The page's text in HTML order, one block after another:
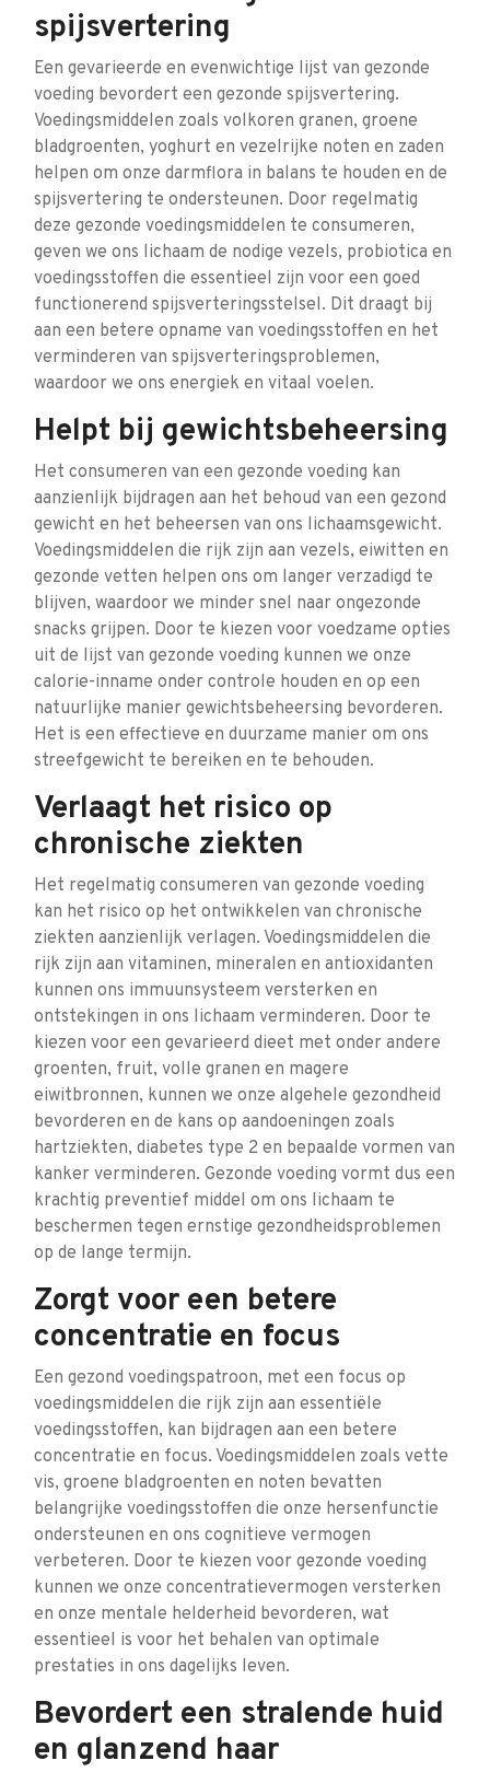
spijsvertering
Een gevarieerde en evenwichtige lijst van gezonde
voeding bevordert een gezonde spijsvertering.
Voedingsmiddelen zoals volkoren granen, groene
bladgroenten, yoghurt en vezelrijke noten en zaden
helpen om onze darmflora in balans te houden en de
spijsvertering te ondersteunen. Door regelmatig
deze gezonde voedingsmiddelen te consumeren,
geven we ons lichaam de nodige vezels, probiotica en
voedingsstoffen die essentieel zijn voor een goed
functionerend spijsverteringsstelsel. Dit draagt bij
aan een betere opname van voedingsstoffen en het
verminderen van spijsverteringsproblemen,
waardoor we ons energiek en vitaal voelen.
Helpt bij gewichtsbeheersing
Het consumeren van een gezonde voeding kan
aanzienlijk bijdragen aan het behoud van een gezond
gewicht en het beheersen van ons lichaamsgewicht.
Voedingsmiddelen die rijk zijn aan vezels, eiwitten en
gezonde vetten helpen ons om langer verzadigd te
blijven, waardoor we minder snel naar ongezonde
snacks grijpen. Door te kiezen voor voedzame opties
uit de lijst van gezonde voeding kunnen we onze
calorie-inname onder controle houden en op een
natuurlijke manier gewichtsbeheersing bevorderen.
Het is een effectieve en duurzame manier om ons
streefgewicht te bereiken en te behouden.
Verlaagt het risico op
chronische ziekten
Het regelmatig consumeren van gezonde voeding
kan het risico op het ontwikkelen van chronische
ziekten aanzienlijk verlagen. Voedingsmiddelen die
rijk zijn aan vitaminen, mineralen en antioxidanten
kunnen ons immuunsysteem versterken en
ontstekingen in ons lichaam verminderen. Door te
kiezen voor een gevarieerd dieet met onder andere
groenten, fruit, volle granen en magere
eiwitbronnen, kunnen we onze algehele gezondheid
bevorderen en de kans op aandoeningen zoals
hartziekten, diabetes type 2 en bepaalde vormen van
kanker verminderen. Gezonde voeding vormt dus een
krachtig preventief middel om ons lichaam te
beschermen tegen ernstige gezondheidsproblemen
op de lange termijn.
Zorgt voor een betere
concentratie en focus
Een gezond voedingspatroon, met een focus op
voedingsmiddelen die rijk zijn aan essentiële
voedingsstoffen, kan bijdragen aan een betere
concentratie en focus. Voedingsmiddelen zoals vette
vis, groene bladgroenten en noten bevatten
belangrijke voedingsstoffen die onze hersenfunctie
ondersteunen en ons cognitieve vermogen
verbeteren. Door te kiezen voor gezonde voeding
kunnen we onze concentratievermogen versterken
en onze mentale helderheid bevorderen, wat
essentieel is voor het behalen van optimale
prestaties in ons dagelijks leven.
Bevordert een stralende huid
en glanzend haar